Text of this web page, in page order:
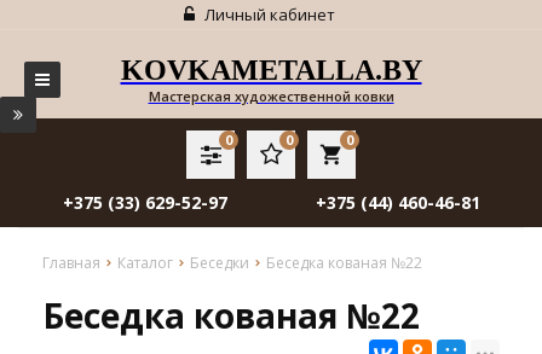
Личный кабинет
KOVKAMETALLA.BY
Мастерская художественной ковки
local_grocery_store
0
0
0
+375 (33) 629-52-97 +375 (44) 460-46-81
Главная Каталог Беседки Беседка кованая №22
Беседка кованая №22